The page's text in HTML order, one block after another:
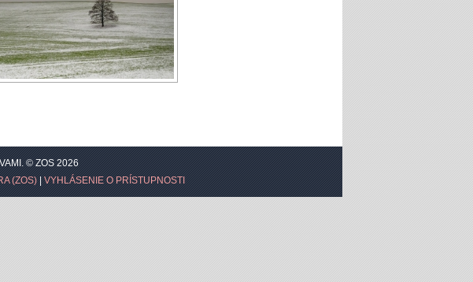
© ZOS 2026
(ZOS) VYHLÁSENIE O PRÍSTUPNOSTI